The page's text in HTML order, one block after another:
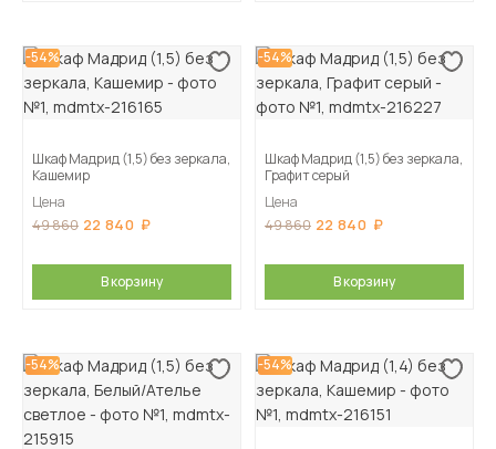
-54%
Шкаф Мадрид (1,5) без зеркала,
Кашемир
Цена
49 860 22 840
В корзину
-54%
Шкаф Мадрид (1,5) без зеркала,
Графит серый
Цена
49 860 22 840
В корзину
-54% -54%